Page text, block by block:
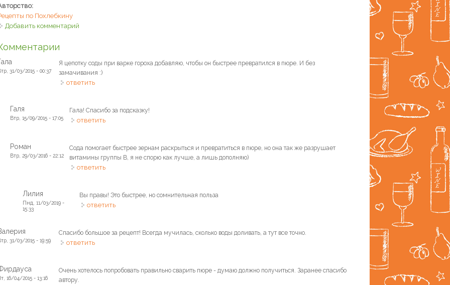
по Похлебкину
Добавить комментарий
31/03/2015 - 00:37
Я цепотку соды при варке гороха добавляю, чтобы он быстрее превратился в пюре. И без
замачивания :)
ответить
Галя
Втр, 15/09/2015 - 17:05
Гала! Спасибо за подсказку!
ответить
Роман
Втр, 29/03/2016 - 22:12
Сода помогает быстрее зернам раскрыться и превратиться в пюре, но она так же разрушает
витамины группы В, я не спорю как лучше, а лишь дополняю)
ответить
Лилия
Пнд, 11/03/2019 -
15:33
Вы правы! Это быстрее, но сомнительная польза
ответить
31/03/2015 - 19:59
Спасибо большое за рецепт! Всегда мучилась, сколько воды доливать, а тут все точно.
ответить
16/04/2015 - 13:16
Очень хотелось попробовать правильно сварить пюре - думаю должно получиться. Заранее спасибо
автору.